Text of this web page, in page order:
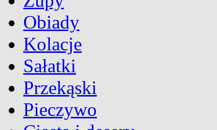
Obiady
Kolacje
Sałatki
Przekąski
Pieczywo